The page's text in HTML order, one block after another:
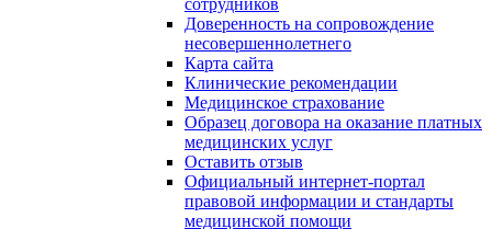
сотрудников
Доверенность на сопровождение
несовершеннолетнего
Карта сайта
Клинические рекомендации
Медицинское страхование
Образец договора на оказание платных
медицинских услуг
Оставить отзыв
Официальный интернет-портал
правовой информации и стандарты
медицинской помощи